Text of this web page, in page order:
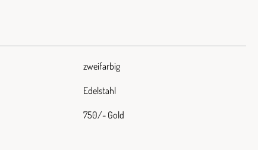
zweifarbig
Edelstahl
750/- Gold